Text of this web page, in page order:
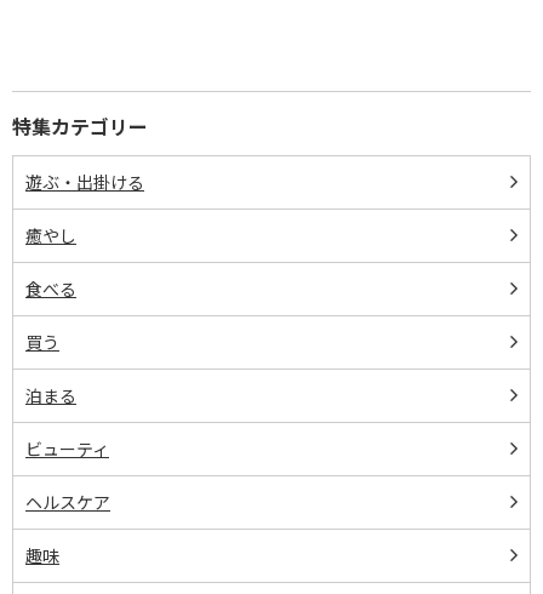
特集カテゴリー
遊ぶ・出掛ける
癒やし
食べる
買う
泊まる
ビューティ
ヘルスケア
趣味